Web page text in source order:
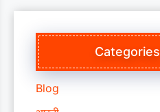
Categories
Blog